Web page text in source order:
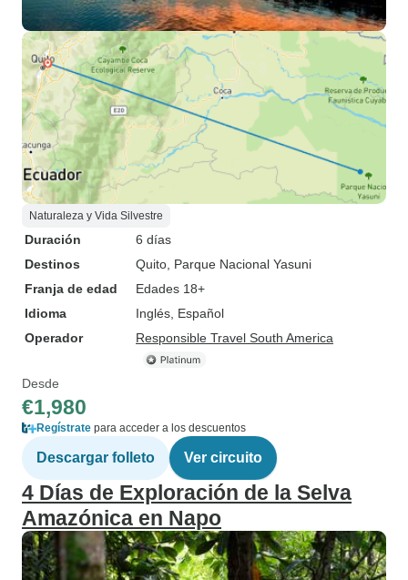
Naturaleza y Vida Silvestre
Duración
6 días
Destinos
Quito , Parque Nacional Yasuni
Franja de edad
Edades 18+
Idioma
Inglés, Español
Operador
Responsible Travel South America
Desde
€1,980
Regístrate para acceder a los descuentos
Descargar folleto Ver circuito
4 Días de Exploración de la Selva
Amazónica en Napo